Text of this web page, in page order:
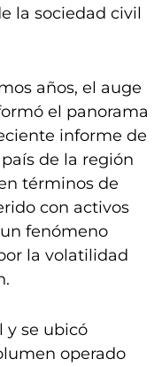
la sociedad civil
años, el auge
el panorama
informe de
de la región
términos de
con activos
fenómeno
la volatilidad
y se ubicó
operado